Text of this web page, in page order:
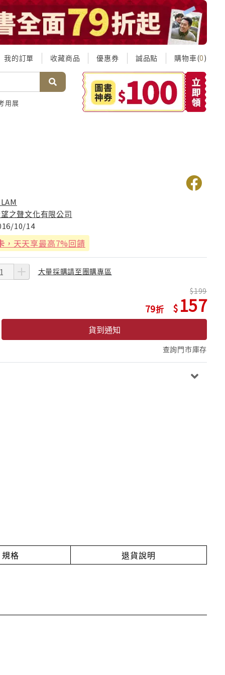
我的訂單 收藏商品 優惠券 誠品點 購物車(0)
用展
之聲文化有限公司
10/14
，天天享最高7%回饋
大量採購請至團購專區
79
199
157
貨到通知
查詢門市庫存
規格 退貨說明